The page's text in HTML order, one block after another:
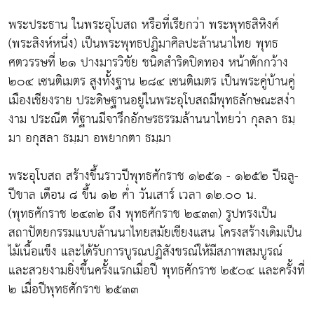
พระประธาน ในพระอุโบสถ หรือที่เรียกว่า พระพุทธสิหิงค์
(พระสิงห์หนึ่ง) เป็นพระพุทธปฏิมาศิลปะล้านนาไทย พุทธ
ศตวรรษที่ ๒๑ ปางมารวิชัย ชนิดสำริดปิดทอง หน้าตักกว้าง
๒๐๔ เซนติเมตร สูงทั้งฐาน ๒๘๔ เซนติเมตร เป็นพระคู่บ้านคู่
เมืองเชียงราย ประดิษฐานอยู่ในพระอุโบสถมีพุทธลักษณะสง่า
งาม ประณีต ที่ฐานมีจารึกอักษรธรรมล้านนาไทยว่า กุลลา ธมฺ
มา อกุสลา ธมฺมา อพยากตา ธมฺมา
พระอุโบสถ สร้างขึ้นราวปีพุทธศักราช ๑๒๕๑ - ๑๒๕๒ ปีฉลู-
ปีขาล เดือน ๘ ขึ้น ๑๒ ค่ำ วันเสาร์ เวลา ๑๒.๐๐ น.
(พุทธศักราช ๒๔๓๒ ถึง พุทธศักราช ๒๔๓๓) รูปทรงเป็น
สถาปัตยกรรมแบบล้านนาไทยสมัยเชียงแสน โครงสร้างเดิมเป็น
ไม้เนื้อแข็ง และได้รับการบูรณปฏิสังขรณ์ให้มีสภาพสมบูรณ์
และสวยงามยิ่งขึ้นครั้งแรกเมื่อปี พุทธศักราช ๒๕๐๔ และครั้งที่
๒ เมื่อปีพุทธศักราช ๒๕๓๓